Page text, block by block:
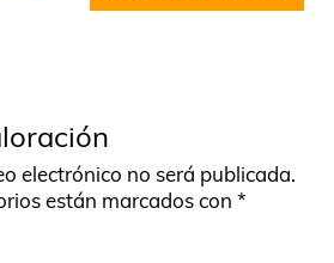
electrónico no será publicada.
están marcados con *